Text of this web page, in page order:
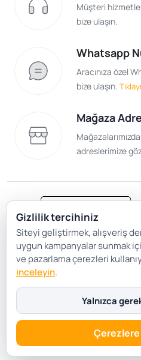
Müşteri
bize ulaşın.
Whatsapp
Aracınıza özel
bize ulaşın.
Mağaza
adreslerimize
Satış Sözleşmesi
Gizlilik Politikası
Gizlilik tercihiniz
Siteyi geliştirmek, alışveriş
uygun kampanyalar sunmak
ve pazarlama çerezleri
inceleyin.
Yalnızca